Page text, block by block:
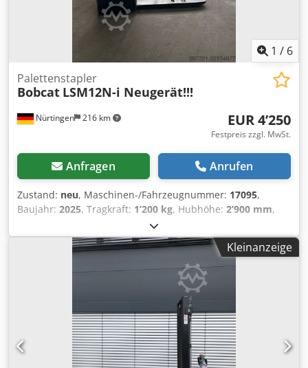
1 / 6
Nürtingen 216 km
Palettenstapler
Bobcat LSM12N-i Neugerät!!!
EUR 4’250
Festpreis zzgl. MwSt.
Anfragen Anrufen
Zustand: neu, Maschinen-/Fahrzeugnummer: 17095,
Baujahr: 2025, Tragkraft: 1’200 kg, Hubhöhe: 2’900 mm,
, Kraftstofftyp:
Masttyp:Simplex, Bauhöhe:1’970 mm, Batteriespannung:
, Gabellänge:1’150 mm, Gesamtgewicht:665 kg,
5180321 Seriennummer: OBWNR-000081 Batterie-Details:
24 V, 60 Ah Csdpfezfd Dbex Ahzeha
Kleinanzeige